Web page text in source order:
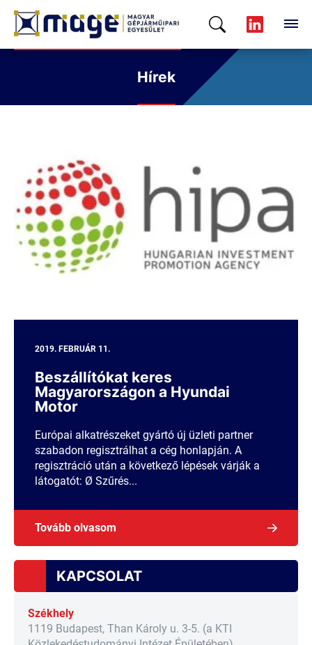
Hírek
2019. FEBRUÁR 11.
Beszállítókat keres
Magyarországon a Hyundai
Motor
Európai alkatrészeket gyártó új üzleti partner
szabadon regisztrálhat a cég honlapján. A
regisztráció után a következő lépések várják a
látogatót: Ø Szűrés...
Tovább olvasom
KAPCSOLAT
Székhely
1119 Budapest, Than Károly u. 3-5. (a KTI